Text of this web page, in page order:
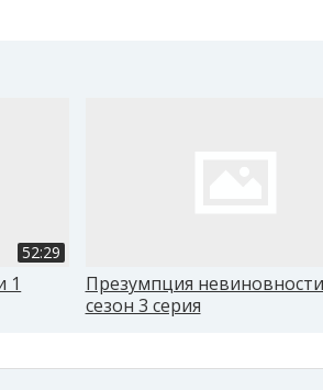
52:29
1
Презумпция
сезон 3 серия